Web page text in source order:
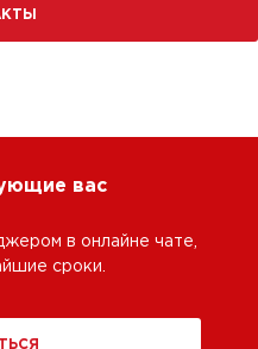
вас
в онлайне чате,
сроки.